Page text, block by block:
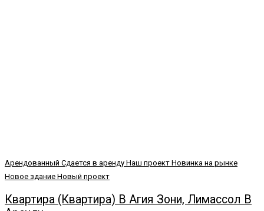
Арендованный Сдается в аренду Наш проект Новинка на рынке
Новое здание Новый проект
Квартира (Квартира) В Агия Зони, Лимассол В